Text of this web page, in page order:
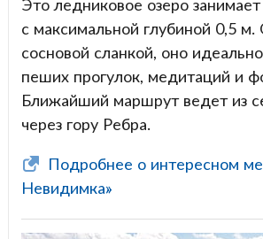
Это ледниковое озеро
с максимальной глубиной 0,5
сосновой сланкой, оно
пеших прогулок, медитаций и
Ближайший маршрут ведет из
через гору Ребра.
Подробнее о интересном
Невидимка»